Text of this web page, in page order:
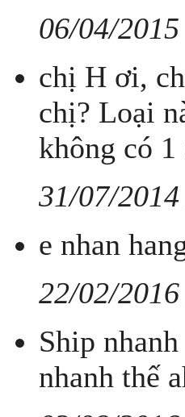
06/04/
chị H ơi,
chị? Loại
không có 1
31/07/
e nhan
22/02/
Ship
nhanh thế